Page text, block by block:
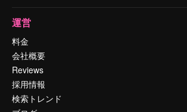
運営
料金
会社概要
Reviews
採用情報
検索トレンド